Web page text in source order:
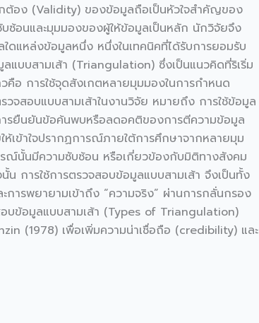
ต้อง (Validity) ของข้อมูลถือเป็นหัวใจสำคัญของ
ซ้อนและมุมมองของผู้ให้ข้อมูลเป็นหลัก นักวิจัยจึง
ดแหล่งข้อมูลหนึ่ง หนึ่งในเทคนิคที่ได้รับการยอมรับ
บบสามเส้า (Triangulation) ซึ่งเป็นแนวคิดที่ริเริ่ม
อ การใช้จุดสังเกตหลายมุมมองในการกำหนด
จสอบแบบสามเส้าในงานวิจัย หมายถึง การใช้ข้อมูล
ารยืนยันข้อค้นพบหรือลดอคติของการตีความข้อมูล
เข้าใจปรากฏการณ์ภายใต้การศึกษาจากหลายมุม
ณ์นั้นมีความซับซ้อน หรือเกี่ยวข้องกับมิติทางสังคม
การใช้การตรวจสอบข้อมูลแบบสามเส้า จึงเป็นทั้ง
ารพยายามเข้าถึง “ความจริง” ผ่านการกลั่นกรอง
ข้อมูลแบบสามเส้า (Types of Triangulation)
(1978) เพื่อเพิ่มความน่าเชื่อถือ (credibility) และ